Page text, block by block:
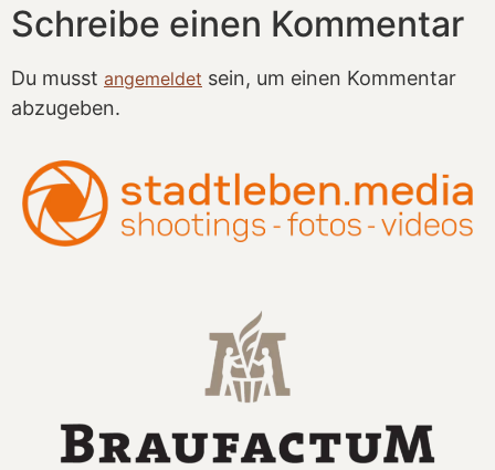
Schreibe einen Kommentar
Du musst angemeldet sein, um einen Kommentar
abzugeben.